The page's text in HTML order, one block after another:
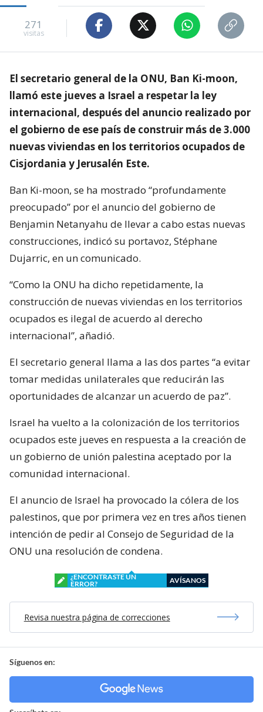
271
visitas
El secretario general de la ONU, Ban Ki-moon,
llamó este jueves a Israel a respetar la ley
internacional, después del anuncio realizado por
el gobierno de ese país de construir más de 3.000
nuevas viviendas en los territorios ocupados de
Cisjordania y Jerusalén Este.
Ban Ki-moon, se ha mostrado “profundamente
preocupado” por el anuncio del gobierno de
Benjamin Netanyahu de llevar a cabo estas nuevas
construcciones, indicó su portavoz, Stéphane
Dujarric, en un comunicado.
“Como la ONU ha dicho repetidamente, la
construcción de nuevas viviendas en los territorios
ocupados es ilegal de acuerdo al derecho
internacional”, añadió.
El secretario general llama a las dos partes “a evitar
tomar medidas unilaterales que reducirán las
oportunidades de alcanzar un acuerdo de paz”.
Israel ha vuelto a la colonización de los territorios
ocupados este jueves en respuesta a la creación de
un gobierno de unión palestina aceptado por la
comunidad internacional.
El anuncio de Israel ha provocado la cólera de los
palestinos, que por primera vez en tres años tienen
intención de pedir al Consejo de Seguridad de la
ONU una resolución de condena.
¿ENCONTRASTE UN
ERROR?
AVÍSANOS
Revisa nuestra página de correcciones
Síguenos en: